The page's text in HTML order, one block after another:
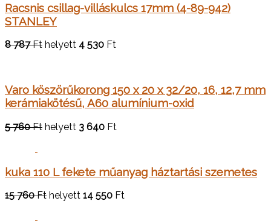
Racsnis csillag-villáskulcs 17mm (4-89-942)
STANLEY
8 787 Ft helyett 4 530 Ft
Varo köszörűkorong 150 x 20 x 32/20, 16, 12,7 mm
kerámiakötésű, A60 alumínium-oxid
5 760 Ft helyett 3 640 Ft
kuka 110 L fekete műanyag háztartási szemetes
15 760 Ft helyett 14 550 Ft